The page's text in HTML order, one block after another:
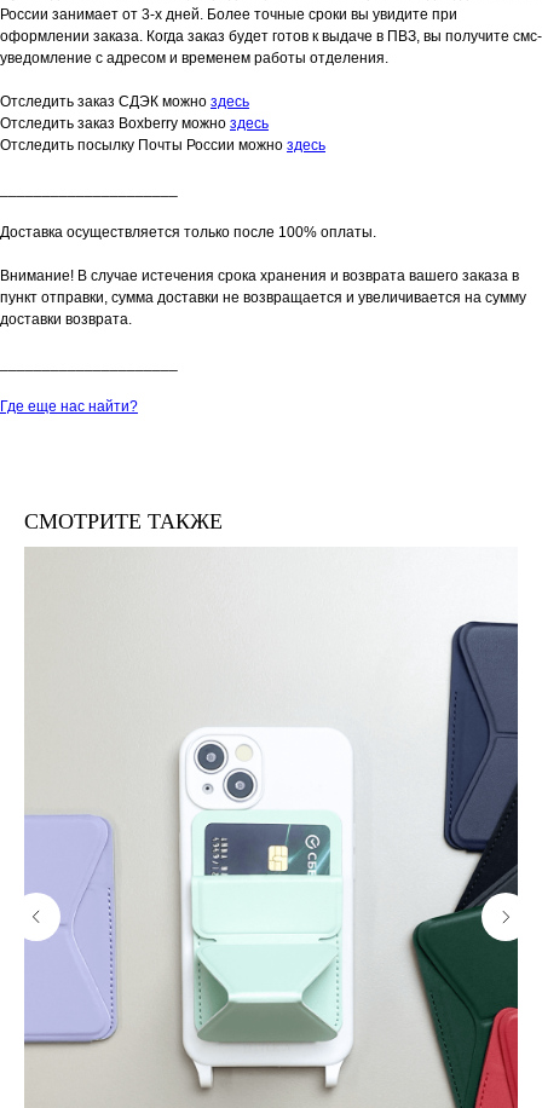
России занимает от 3-х дней. Более точные сроки вы увидите при
оформлении заказа. Когда заказ будет готов к выдаче в ПВЗ, вы получите смс-
уведомление с адресом и временем работы отделения.
Отследить заказ СДЭК можно здесь
Отследить заказ Boxberry можно здесь
Отследить посылку Почты России можно здесь
Доставка осуществляется только после 100% оплаты.
Внимание! В случае истечения срока хранения и возврата вашего заказа в
пункт отправки, сумма доставки не возвращается и увеличивается на сумму
доставки возврата.
Где еще нас найти?
СМОТРИТЕ ТАКЖЕ